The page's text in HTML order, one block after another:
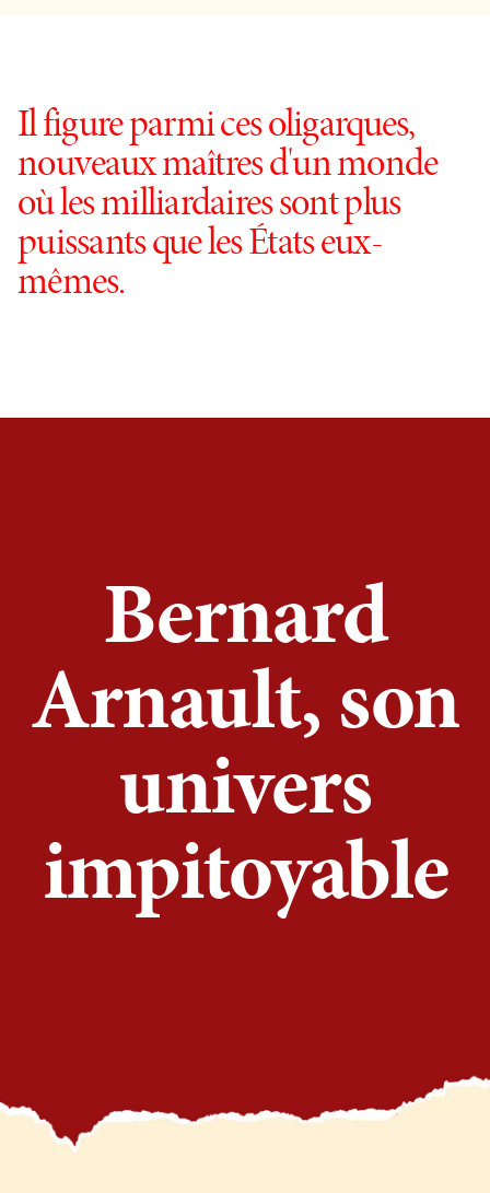
Il figure parmi ces oligarques,
nouveaux maîtres d'un monde
où les milliardaires sont plus
puissants que les États eux-
mêmes.
Bernard
Arnault, son
univers
impitoyable